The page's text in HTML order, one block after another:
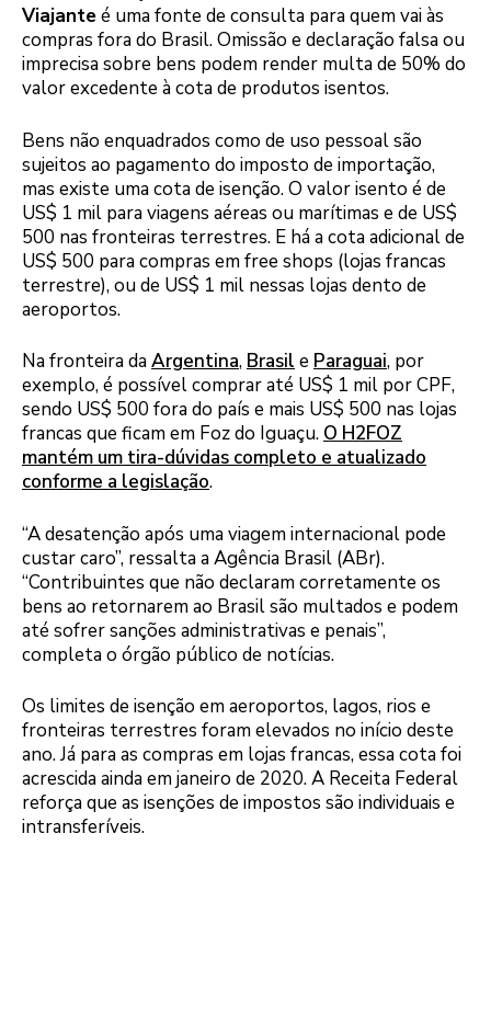
Viajanteé uma fonte de consulta para quem vai às
compras fora do Brasil. Omissão e declaração falsa ou
imprecisa sobre bens podem render multa de 50% do
valor excedente à cota de produtos isentos.
Bens não enquadrados como de uso pessoal são
sujeitos ao pagamento do imposto de importação,
mas existe uma cota de isenção. O valor isento é de
US$ 1 mil para viagens aéreas ou marítimas e de US$
500 nas fronteiras terrestres. E há a cota adicional de
US$ 500 para compras em free shops (lojas francas
terrestre), ou de US$ 1 mil nessas lojas dento de
aeroportos.
Na fronteira daArgentina, Brasil e Paraguai, por
exemplo, é possível comprar até US$ 1 mil por CPF,
sendo US$ 500 fora do país e mais US$ 500 nas lojas
francas que ficam em Foz do Iguaçu. O H2FOZ
mantém um tira-dúvidas completo e atualizado
conforme a legislação.
“A desatenção após uma viagem internacional pode
custar caro”, ressalta a Agência Brasil (ABr).
“Contribuintes que não declaram corretamente os
bens ao retornarem ao Brasil são multados e podem
até sofrer sanções administrativas e penais”,
completa o órgão público de notícias.
Os limites de isenção em aeroportos, lagos, rios e
fronteiras terrestres foram elevados no início deste
ano. Já para as compras em lojas francas, essa cota foi
acrescida ainda em janeiro de 2020. A Receita Federal
reforça que as isenções de impostos são individuais e
intransferíveis.